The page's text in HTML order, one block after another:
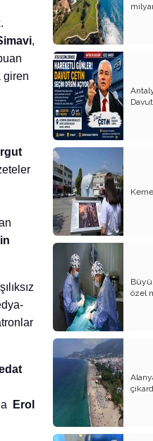
,
giren
Erol
Milli Eğitim
ediliyor?
Liyakatın
Milletin gerçek
Bungalov
Bakanı!..
İş adamına bu
Basın
''Mesut
Satılacak
göz diktiler
Kime oy
Var mı alan; 5
Fabrikası
İşte yeni-
Denetimsiz
Torosların
Atalay olayı;
darbesidir!..
CHP’de ne
özel